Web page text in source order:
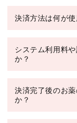
決済方法は何が
システム利用料
か？
決済完了後のお
か？